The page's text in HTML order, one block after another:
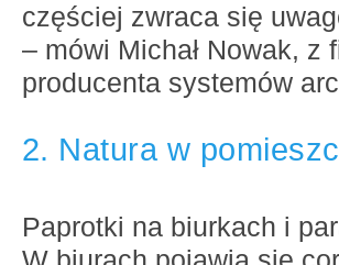
częściej zwraca się
– mówi Michał Nowak, z
producenta systemów
2. Natura w
Paprotki na biurkach i